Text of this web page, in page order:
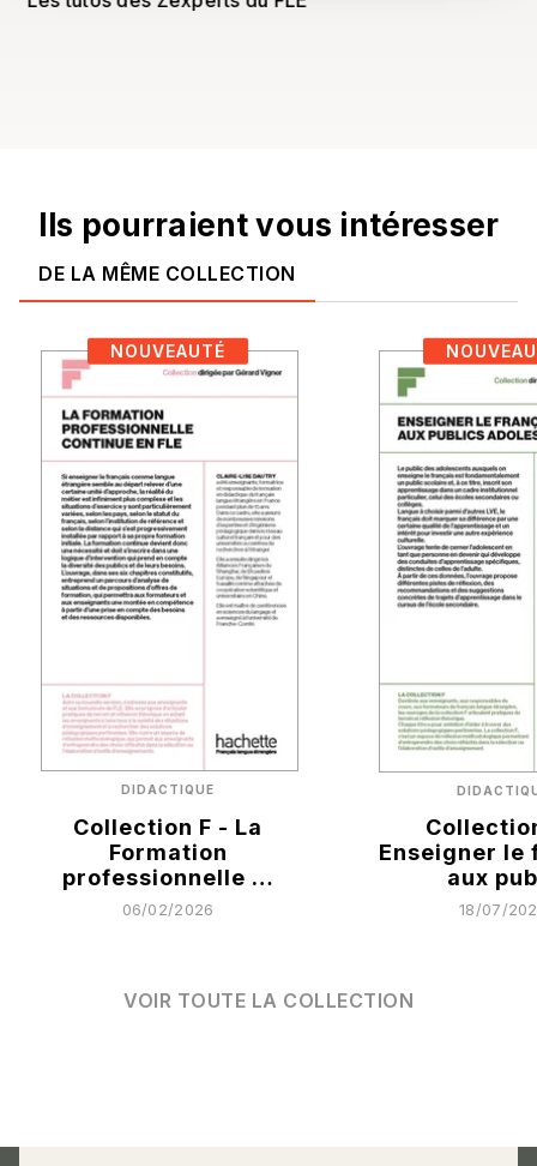
Ils pourraient vous intéresser
DE LA MÊME COLLECTION
NOUVEAUTÉ
DIDACTIQUE
Collection F - La
Formation
professionnelle …
06/02/2026
Enseigner le
aux
18/07/
VOIR TOUTE LA COLLECTION